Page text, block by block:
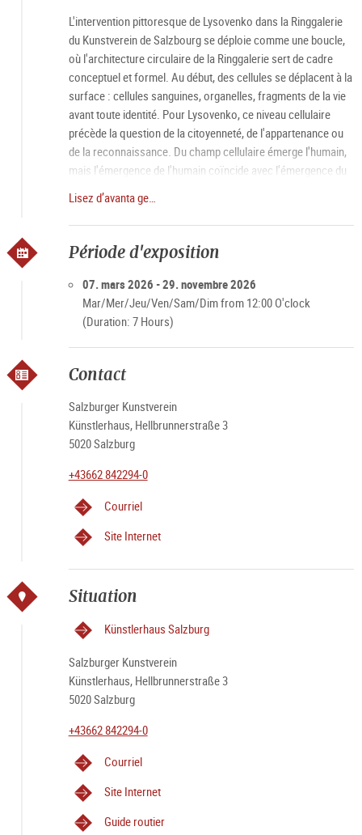
L'intervention pittoresque de Lysovenko dans la Ringgalerie
du Kunstverein de Salzbourg se déploie comme une boucle,
où l'architecture circulaire de la Ringgalerie sert de cadre
conceptuel et formel. Au début, des cellules se déplacent à la
surface : cellules sanguines, organelles, fragments de la vie
avant toute identité. Pour Lysovenko, ce niveau cellulaire
précède la question de la citoyenneté, de l'appartenance ou
de la reconnaissance. Du champ cellulaire émerge l'humain,
mais l'émergence de l'humain coïncide avec l'émergence du
désir. Petit à petit, elle ajoute des créatures qui flottent à la
limite de la lisibilité. Sont-elles humaines ? "Méritent-elles" de
vivre ? Rien que la question elle-même est la violence qui
renvoie au thème central de cette exposition :
déshumanisation.
Lisez d’avanta ge…
Période d'exposition
07. mars 2026 - 29. novembre 2026
Mar/Mer/Jeu/Ven/Sam/Dim from 12:00 O'clock
(Duration: 7 Hours)
Contact
Salzburger Kunstverein
Künstlerhaus, Hellbrunnerstraße 3
5020 Salzburg
+43662 842294-0
Courriel
Site Internet
Situation
Künstlerhaus Salzburg
Salzburger Kunstverein
Künstlerhaus, Hellbrunnerstraße 3
5020 Salzburg
+43662 842294-0
Courriel
Site Internet
Guide routier